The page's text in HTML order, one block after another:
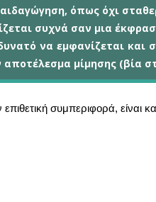
όπως όχι
συχνά σαν μια
να εμφανίζεται
μίμησης (βία
συμπεριφορά, είναι